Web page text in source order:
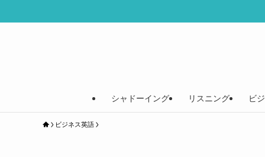
シャドーイング リスニング ビ
ビジネス英語